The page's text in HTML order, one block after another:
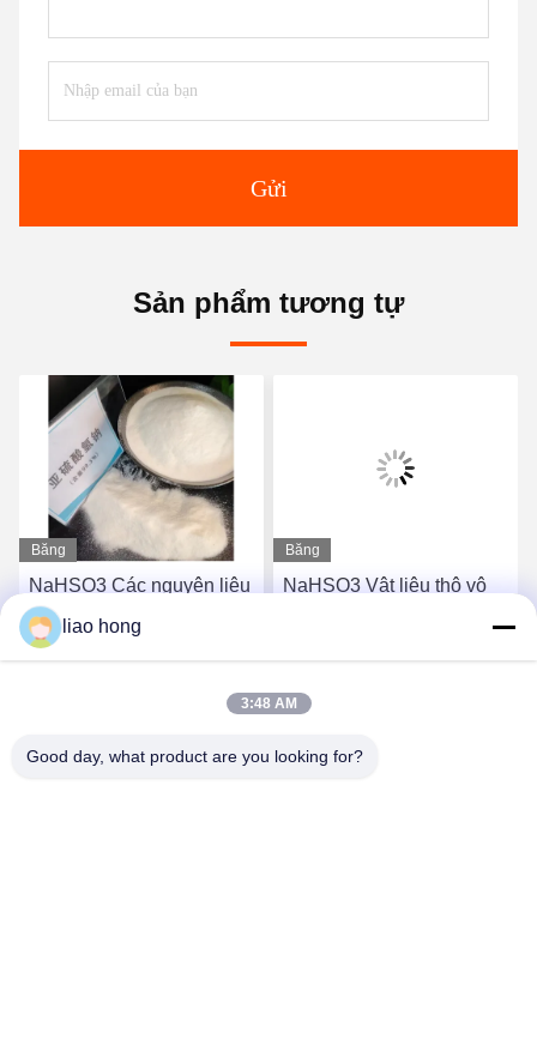
Gửi
Sản phẩm tương tự
Băng
NaHSO3 Các nguyên liệu
thô vô cơ giá cả phải
chăng Natri Bisulfite để
Băng
NaHSO3 Vật liệu thô vô
liao hong
3:48 AM
Good day, what product are you looking for?